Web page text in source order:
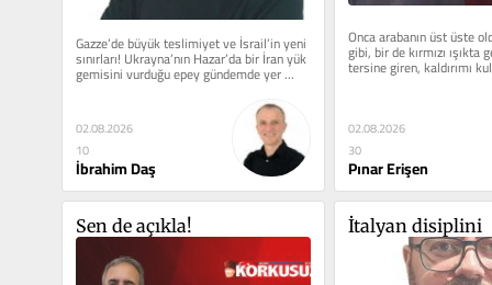
Gazze’de büyük teslimiyet ve İsrail’in yeni
sınırları! Ukrayna’nın Hazar’da bir İran yük
gemisini vurduğu epey gündemde yer
aldı....
02.08.2026
10
İbrahim Daş
Onca arabanın üst üste
gibi, bir de kırmızı ışıkta
tersine giren, kaldırımı
aracın...
02.08.2026
30
Pınar Erişen
Sen de açıkla! İtalyan disiplini